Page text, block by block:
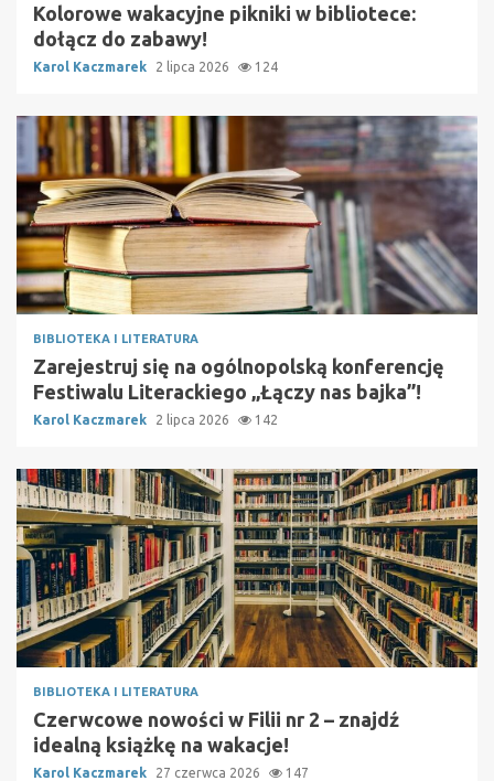
Kolorowe wakacyjne pikniki w bibliotece:
dołącz do zabawy!
Karol Kaczmarek 2 lipca 2026 124
BIBLIOTEKA I LITERATURA
Zarejestruj się na ogólnopolską konferencję
Festiwalu Literackiego „Łączy nas bajka”!
Karol Kaczmarek 2 lipca 2026 142
BIBLIOTEKA I LITERATURA
Czerwcowe nowości w Filii nr 2 – znajdź
idealną książkę na wakacje!
Karol Kaczmarek 27 czerwca 2026 147